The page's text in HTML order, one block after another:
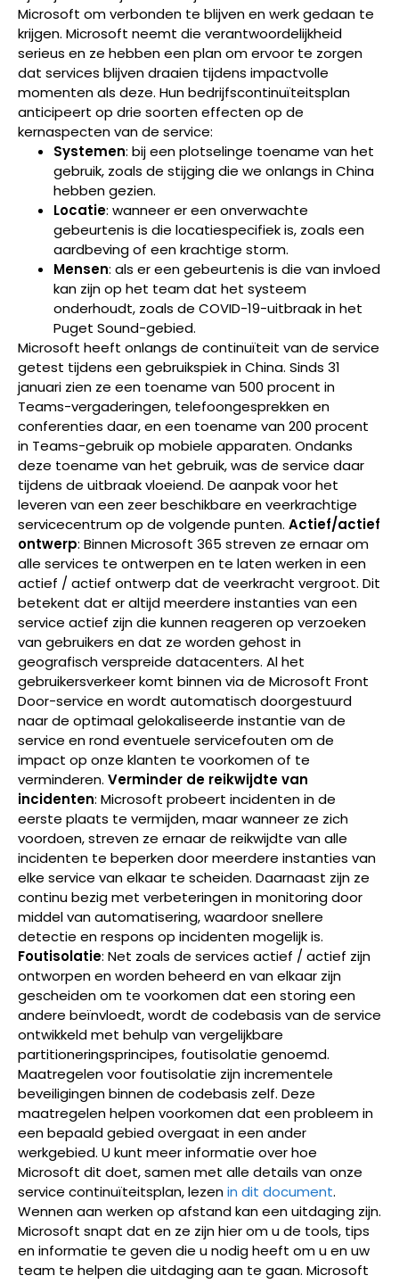
Microsoft om verbonden te blijven en werk gedaan te
krijgen. Microsoft neemt die verantwoordelijkheid
serieus en ze hebben een plan om ervoor te zorgen
dat services blijven draaien tijdens impactvolle
momenten als deze. Hun bedrijfscontinuïteitsplan
anticipeert op drie soorten effecten op de
kernaspecten van de service:
Systemen: bij een plotselinge toename van het
gebruik, zoals de stijging die we onlangs in China
hebben gezien.
Locatie: wanneer er een onverwachte
gebeurtenis is die locatiespecifiek is, zoals een
aardbeving of een krachtige storm.
Mensen: als er een gebeurtenis is die van invloed
kan zijn op het team dat het systeem
onderhoudt, zoals de COVID-19-uitbraak in het
Puget Sound-gebied.
Microsoft heeft onlangs de continuïteit van de service
getest tijdens een gebruikspiek in China. Sinds 31
januari zien ze een toename van 500 procent in
Teams-vergaderingen, telefoongesprekken en
conferenties daar, en een toename van 200 procent
in Teams-gebruik op mobiele apparaten. Ondanks
deze toename van het gebruik, was de service daar
tijdens de uitbraak vloeiend. De aanpak voor het
leveren van een zeer beschikbare en veerkrachtige
servicecentrum op de volgende punten. Actief/actief
ontwerp: BinnenMicrosoft 365 streven ze ernaar om
alle services te ontwerpen en te laten werken in een
actief / actief ontwerp dat de veerkracht vergroot. Dit
betekent dat er altijd meerdere instanties van een
service actief zijn die kunnen reageren op verzoeken
van gebruikers en dat ze worden gehost in
geografisch verspreide datacenters. Al het
gebruikersverkeer komt binnen via de Microsoft Front
Door-service en wordt automatisch doorgestuurd
naar de optimaal gelokaliseerde instantie van de
service en rond eventuele servicefouten om de
impact op onze klanten te voorkomen of te
verminderen. Verminder de reikwijdte van
incidenten: Microsoft probeert incidenten in de
eerste plaats te vermijden, maar wanneer ze zich
voordoen, streven ze ernaar de reikwijdte van alle
incidenten te beperken door meerdere instanties van
elke service van elkaar te scheiden. Daarnaast zijn ze
continu bezig met verbeteringen in monitoring door
middel van automatisering, waardoor snellere
detectie en respons op incidenten mogelijk is.
Foutisolatie: Net zoals de services actief / actief zijn
ontworpen en worden beheerd en van elkaar zijn
gescheiden om te voorkomen dat een storing een
andere beïnvloedt, wordt de codebasis van de service
ontwikkeld met behulp van vergelijkbare
partitioneringsprincipes, foutisolatie genoemd.
Maatregelen voor foutisolatie zijn incrementele
beveiligingen binnen de codebasis zelf. Deze
maatregelen helpen voorkomen dat een probleem in
een bepaald gebied overgaat in een ander
werkgebied. U kunt meer informatie over hoe
Microsoft dit doet, samen met alle details van onze
service continuïteitsplan, lezenin dit document.
Wennen aan werken op afstand kan een uitdaging zijn.
Microsoft snapt dat en ze zijn hier om u de tools, tips
en informatie te geven die u nodig heeft om u en uw
team te helpen die uitdaging aan te gaan. Microsoft